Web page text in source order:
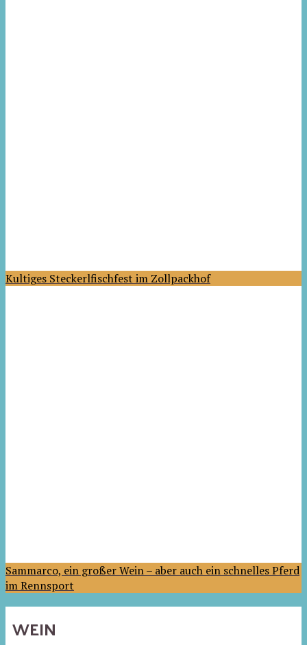
Kultiges Steckerlfischfest im Zollpackhof
Sammarco, ein großer Wein – aber auch ein schnelles Pferd
im Rennsport
WEIN